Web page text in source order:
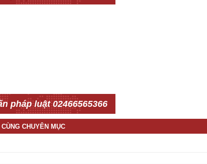
pháp luật 02466565366
CHUYÊN MỤC